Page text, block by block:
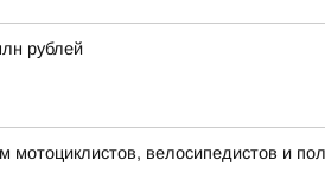
рублей
велосипедистов и